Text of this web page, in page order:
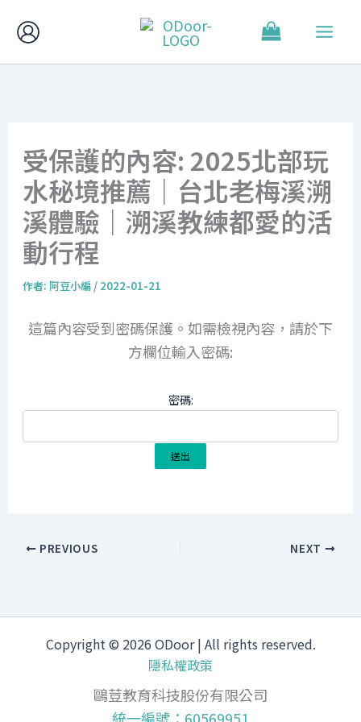
受保護的內容: 2025北部玩
水秘境推薦｜台北老梅溪溯
溪體驗｜溯溪教練都愛的活
動行程
作者: 阿豆小編 / 2022-01-21
這篇內容受到密碼保護。如需檢視內容，請於下
方欄位輸入密碼:
密碼:
PREVIOUS NEXT
Copyright © 2026 ODoor | All rights reserved.
隱私權政策
鷗荳教育科技股份有限公司